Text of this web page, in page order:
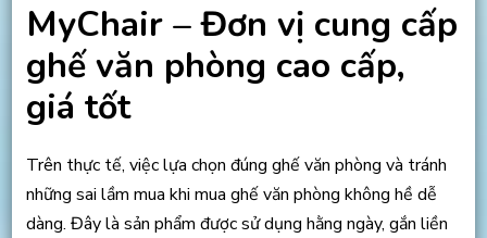
MyChair – Đơn vị cung cấp
ghế văn phòng cao cấp,
giá tốt
Trên thực tế, việc lựa chọn đúng ghế văn phòng và tránh
những sai lầm mua khi mua ghế văn phòng không hề dễ
dàng. Đây là sản phẩm được sử dụng hằng ngày, gắn liền